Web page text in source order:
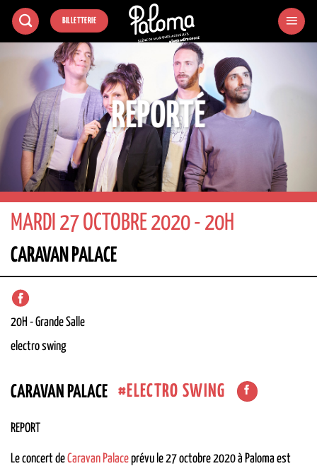
Passer
BILLETTERIE
REPORTÉ
MARDI 27 OCTOBRE 2020 - 20H
CARAVAN PALACE
20H -Grande Salle
electro swing
CARAVAN PALACE ELECTRO SWING
REPORT
Le concert deCaravan Palaceprévu le 27 octobre 2020 à Paloma est